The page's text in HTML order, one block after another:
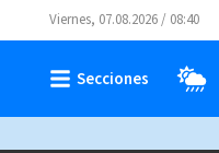
Viernes, 07.08.2026 / 08:40